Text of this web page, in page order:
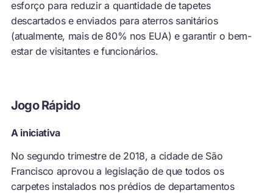
esforço para reduzir a quantidade de tapetes
descartados e enviados para aterros sanitários
(atualmente, mais de 80% nos EUA) e garantir o bem-
estar de visitantes e funcionários.
Jogo Rápido
A iniciativa
No segundo trimestre de 2018, a cidade de São
Francisco aprovou a legislação de que todos os
carpetes instalados nos prédios de departamentos